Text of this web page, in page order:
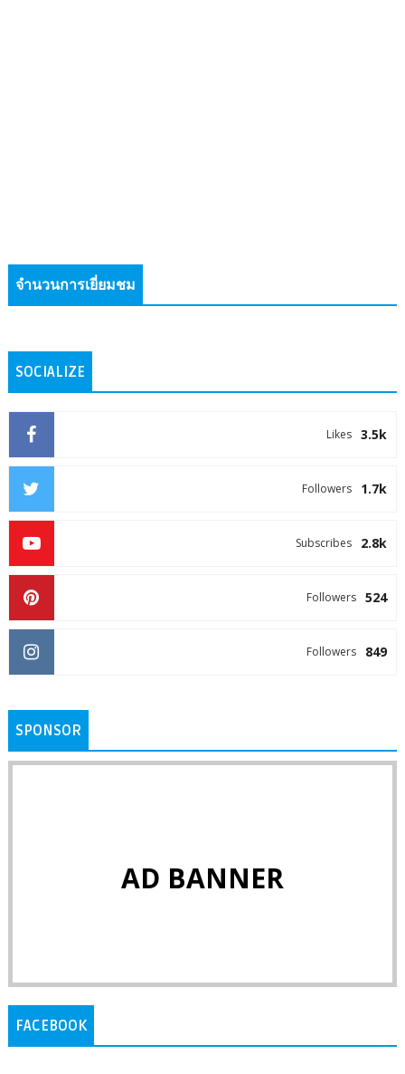
จำนวนการเยี่ยมชม
SOCIALIZE
3.5k
Likes
1.7k
Followers
2.8k
Subscribes
524
Followers
849
Followers
SPONSOR
AD BANNER
FACEBOOK